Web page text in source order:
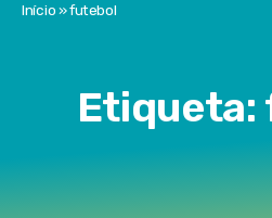
Início»futebol
Etiqueta: